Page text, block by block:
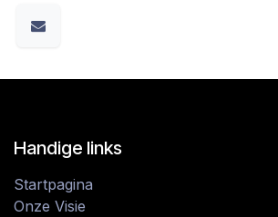
Handige links
Startpagina
Onze Visie